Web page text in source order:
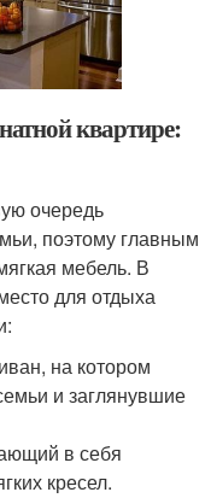
квартире:
очередь
поэтому главным
мебель. В
для отдыха
на котором
и заглянувшие
в себя
кресел.